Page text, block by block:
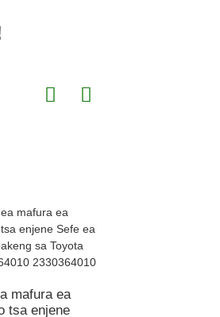
mafura ea
tsa enjene